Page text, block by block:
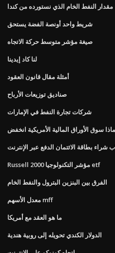
مقدار النفط الخام الذي نستورده من كندا
شريط واحد أونصة الفضة يستحق
صيغة مؤشر متوسط ​​حركة الاتجاه
لنا كاد إيدينا
أمثلة مقال قانون العقود
صناديق توزيعات الأرباح
شركات تجارة النفط في الإمارات
سوق الأوراق المالية الأمريكية انخفض
بطاقة الائتمان الدفع عبر الإنترنت
Russell 2000 مؤشر التكنولوجيا etf
الفرق بين البنزين البترول والنفط الخام
معدل الأسهم mff
ما هو العقد مع أمريكا
الدولار الكندي تحويله إلى روبية هندية